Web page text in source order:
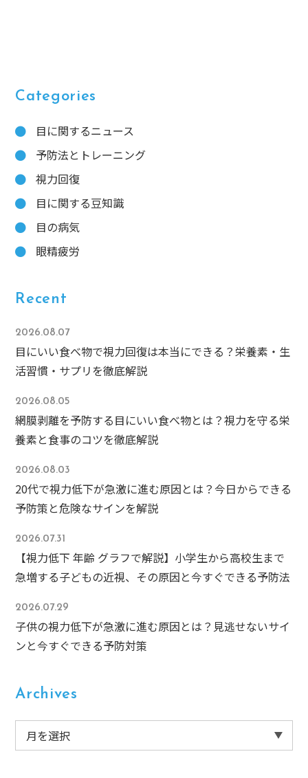
Categories
目に関するニュース
予防法とトレーニング
視力回復
目に関する豆知識
目の病気
眼精疲労
Recent
2026.08.07
目にいい食べ物で視力回復は本当にできる？栄養素・生
活習慣・サプリを徹底解説
2026.08.05
網膜剥離を予防する目にいい食べ物とは？視力を守る栄
養素と食事のコツを徹底解説
2026.08.03
20代で視力低下が急激に進む原因とは？今日からできる
予防策と危険なサインを解説
2026.07.31
【視力低下 年齢 グラフで解説】小学生から高校生まで
急増する子どもの近視、その原因と今すぐできる予防法
2026.07.29
子供の視力低下が急激に進む原因とは？見逃せないサイ
ンと今すぐできる予防対策
Archives